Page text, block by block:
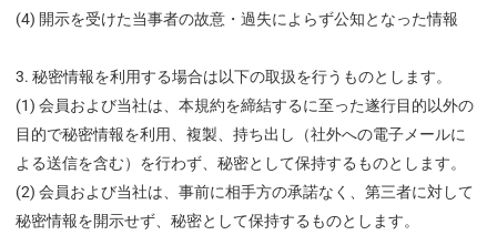
(4) 開示を受けた当事者の故意・過失によらず公知となった情報
秘密情報を利用する場合は以下の取扱を行うものとします。
(1) 会員および当社は、本規約を締結するに至った遂行目的以外の
目的で秘密情報を利用、複製、持ち出し（社外への電子メールに
よる送信を含む）を行わず、秘密として保持するものとします。
(2) 会員および当社は、事前に相手方の承諾なく、第三者に対して
秘密情報を開示せず、秘密として保持するものとします。